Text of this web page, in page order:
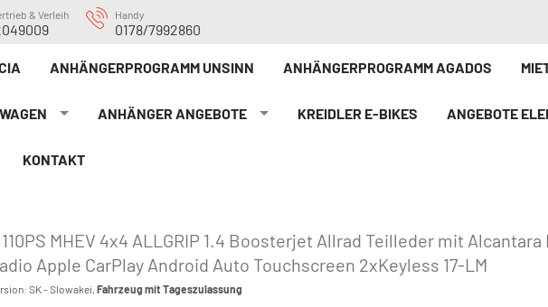
& Verleih Handy
0178/7992860
ANHÄNGERPROGRAMM UNSINN ANHÄNGERPROGRAMM AGADOS
ANHÄNGER ANGEBOTE KREIDLER E-BIKE`S ANGEBOTE
KONTAKT
MHEV 4x4 ALLGRIP 1.4 Boosterjet Allrad Teilleder mit
Apple CarPlay Android Auto Touchscreen 2xKeyless 17-LM
SK - Slowakei, Fahrzeug mit Tageszulassung